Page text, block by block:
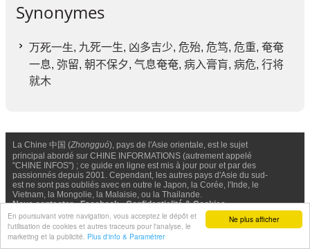
Ne plus afficher
En poursuivant votre navigation, vous acceptez le dépôt et
l'utilisation de cookies et autres traceurs pour l'analyse, le
marketing et la publicité. Plus d'info & Paramétrer
Synonymes
万死一生, 九死一生, 凶多吉少, 危殆, 危笃, 危重, 奄奄
一息, 弥留, 朝不保夕, 气息奄奄, 病入膏肓, 病危, 行将
就木
La Chine 中国 (Zhongguó), pays de l'Asie orientale, est le sujet
principal abordé sur CHINE INFORMATIONS (autrement appelé
"CHINE INFOS") ; ce guide en ligne est mis à jour pour et par des
passionnés depuis 2001. Cependant, les autres pays d'Asie du sud-
est ne sont pas oubliés avec en outre le Japon, la Corée, l'Inde, le
Vietnam, la Mongolie, la Malaisie, ou la Thailande.
Nous contacter-Facebook-Confidentialité & Cookies
© Chine Informations, 2026 - Tous droits réservés (depuis 2001)